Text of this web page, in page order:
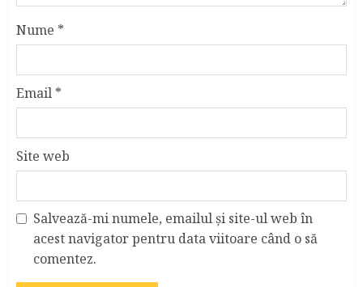
Nume *
Email *
Site web
Salvează-mi numele, emailul și site-ul web în
acest navigator pentru data viitoare când o să
comentez.